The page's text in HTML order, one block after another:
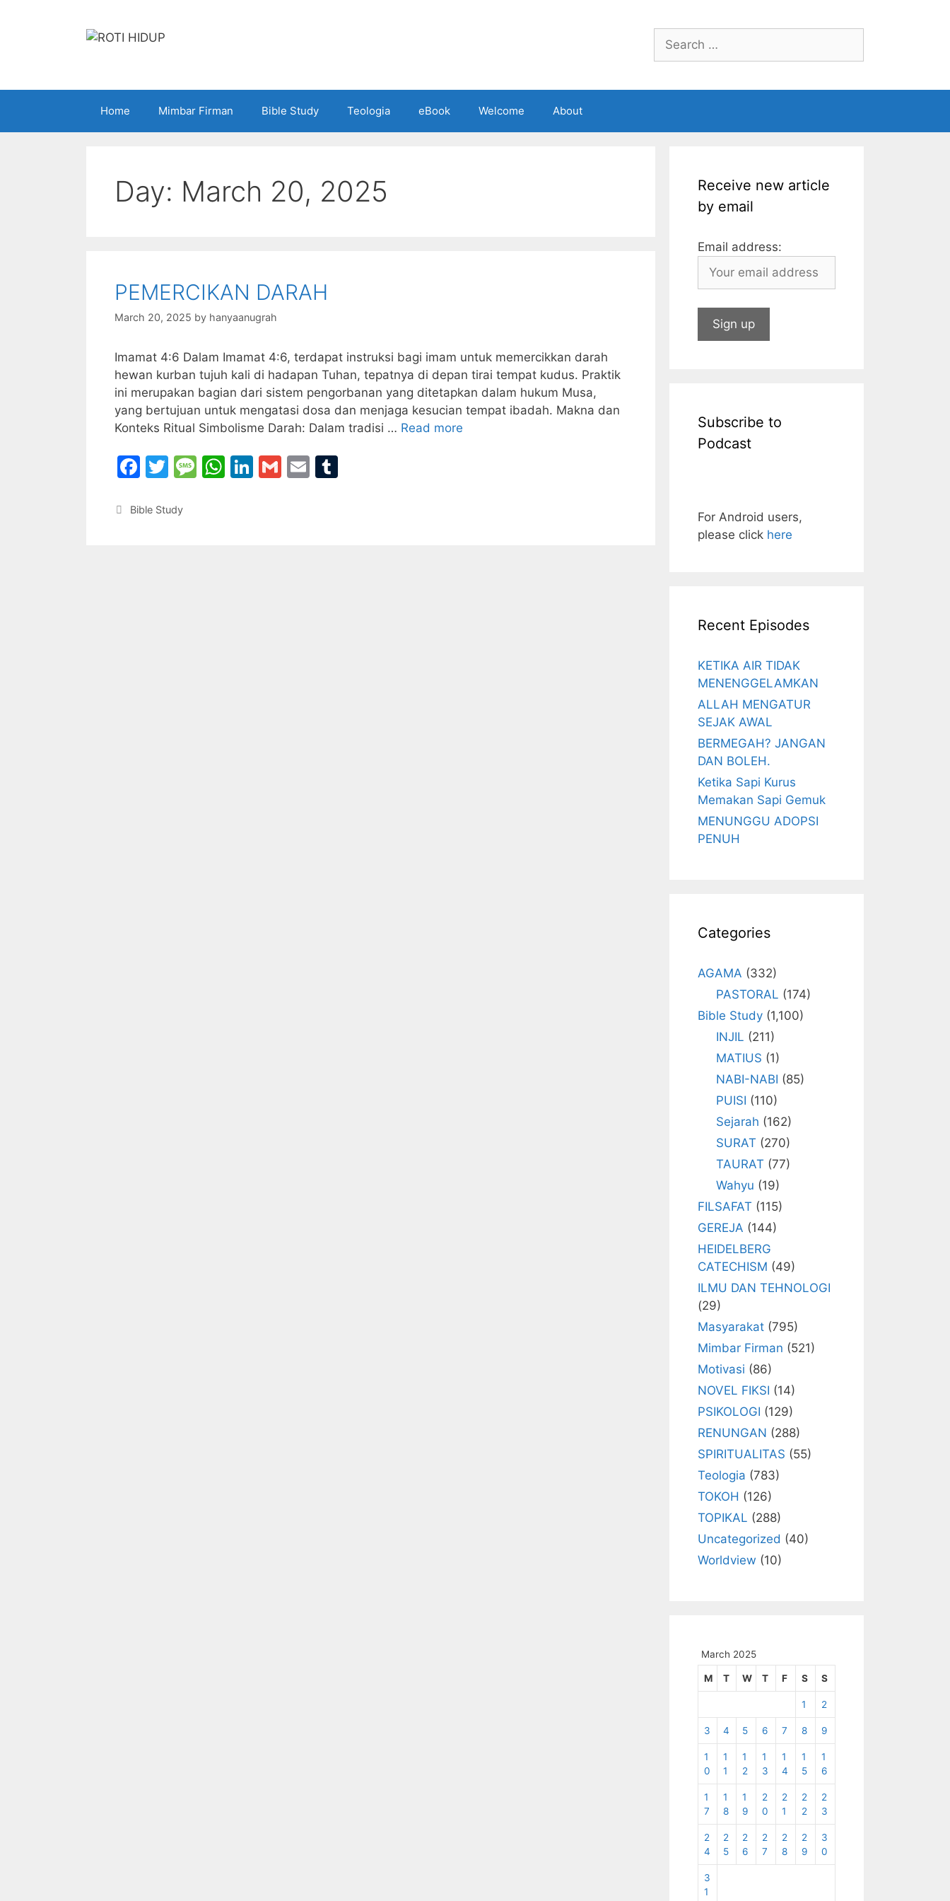
Search
for:
Home Mimbar Firman Bible Study Teologia eBook Welcome About
Day: March 20, 2025
PEMERCIKAN DARAH
March 20, 2025 by hanyaanugrah
Imamat 4:6 Dalam Imamat 4:6, terdapat instruksi bagi imam untuk memercikkan darah
hewan kurban tujuh kali di hadapan Tuhan, tepatnya di depan tirai tempat kudus. Praktik
ini merupakan bagian dari sistem pengorbanan yang ditetapkan dalam hukum Musa,
yang bertujuan untuk mengatasi dosa dan menjaga kesucian tempat ibadah. Makna dan
Konteks Ritual Simbolisme Darah: Dalam tradisi … Read more
F
c
T
itt
M W Li G
E
Categories
Bible Study
Receive new article
by email
Email address:
Subscribe to
Podcast
For Android users,
please click here
Recent Episodes
KETIKA AIR TIDAK
MENENGGELAMKAN
ALLAH MENGATUR
SEJAK AWAL
BERMEGAH? JANGAN
DAN BOLEH.
Ketika Sapi Kurus
Memakan Sapi Gemuk
MENUNGGU ADOPSI
PENUH
Categories
AGAMA (332)
PASTORAL (174)
Bible Study (1,100)
INJIL (211)
MATIUS (1)
NABI-NABI (85)
PUISI (110)
Sejarah (162)
SURAT (270)
TAURAT (77)
Wahyu (19)
FILSAFAT (115)
GEREJA (144)
HEIDELBERG
CATECHISM (49)
ILMU DAN TEHNOLOGI
(29)
Masyarakat (795)
Mimbar Firman (521)
Motivasi (86)
NOVEL FIKSI (14)
PSIKOLOGI (129)
RENUNGAN (288)
SPIRITUALITAS (55)
Teologia (783)
TOKOH (126)
TOPIKAL (288)
Uncategorized (40)
Worldview (10)
March 2025
M T W T F S S
1 2
3 4 5 6 7 8 9
1
0
1
1
1
2
1
3
1
4
1
5
1
6
1
7
1
8
1
9
2
0
2
1
2
2
2
3
2
4
2
5
2
6
2
7
2
8
2
9
3
0
3
1